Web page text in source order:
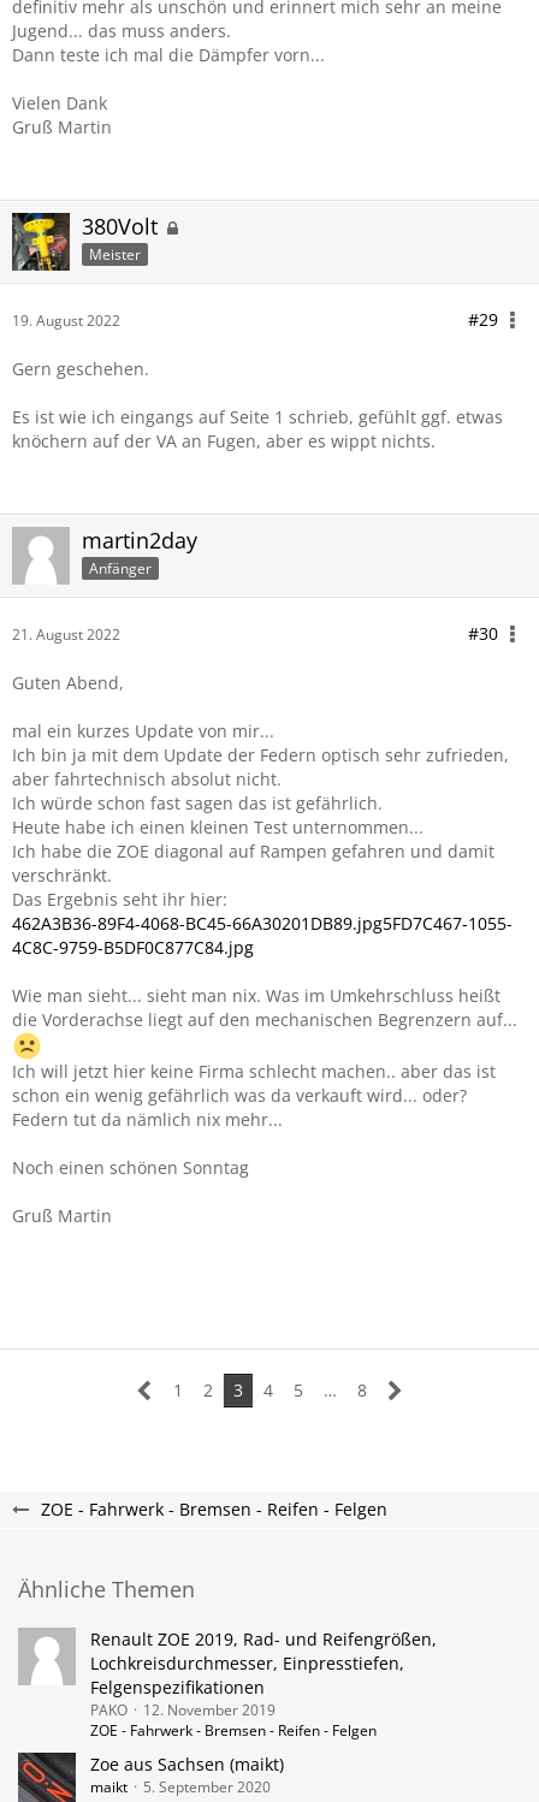
definitiv mehr als unschön und erinnert mich sehr an meine
Jugend... das muss anders.
Dann teste ich mal die Dämpfer vorn...
Vielen Dank
Gruß Martin
380Volt
Meister
19. August 2022 #29
Gern geschehen.
Es ist wie ich eingangs auf Seite 1 schrieb, gefühlt ggf. etwas
knöchern auf der VA an Fugen, aber es wippt nichts.
martin2day
Anfänger
21. August 2022 #30
Guten Abend,
mal ein kurzes Update von mir...
Ich bin ja mit dem Update der Federn optisch sehr zufrieden,
aber fahrtechnisch absolut nicht.
Ich würde schon fast sagen das ist gefährlich.
Heute habe ich einen kleinen Test unternommen...
Ich habe die ZOE diagonal auf Rampen gefahren und damit
verschränkt.
Das Ergebnis seht ihr hier:
462A3B36-89F4-4068-BC45-66A30201DB89.jpg5FD7C467-1055-
4C8C-9759-B5DF0C877C84.jpg
Wie man sieht... sieht man nix. Was im Umkehrschluss heißt
die Vorderachse liegt auf den mechanischen Begrenzern auf...
Ich will jetzt hier keine Firma schlecht machen.. aber das ist
schon ein wenig gefährlich was da verkauft wird... oder?
Federn tut da nämlich nix mehr...
Noch einen schönen Sonntag
Gruß Martin
1 2 3 4 5 … 8
ZOE - Fahrwerk - Bremsen - Reifen - Felgen
Ähnliche Themen
Renault ZOE 2019, Rad- und Reifengrößen,
Lochkreisdurchmesser, Einpresstiefen,
Felgenspezifikationen
PAKO
12. November 2019
ZOE - Fahrwerk - Bremsen - Reifen - Felgen
Zoe aus Sachsen (maikt)
maikt
5. September 2020